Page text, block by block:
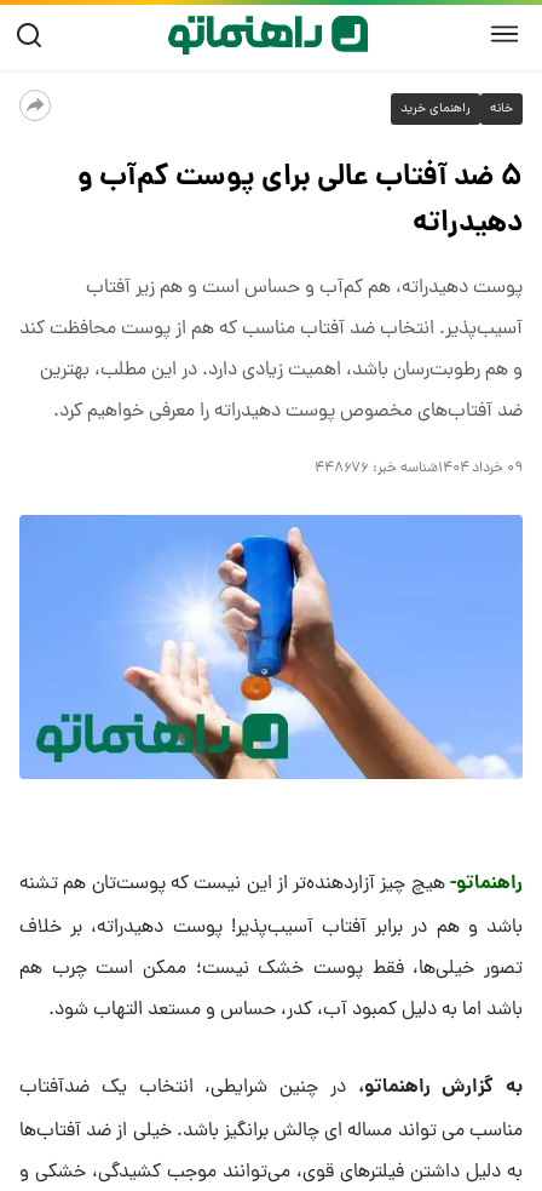
خانه راهنمای خرید
۵ ضد آفتاب‌ عالی برای پوست کم‌آب و
دهیدراته
پوست دهیدراته، هم کم‌آب و حساس است و هم زیر آفتاب
آسیب‌پذیر. انتخاب ضد آفتاب مناسب که هم از پوست محافظت کند
و هم رطوبت‌رسان باشد، اهمیت زیادی دارد. در این مطلب، بهترین
ضد آفتاب‌های مخصوص پوست دهیدراته را معرفی خواهیم کرد.
۰۹ خرداد ۱۴۰۴ شناسه خبر: ۴۴۸۶۷۶
راهنماتو-هیچ چیز آزاردهنده‌تر از این نیست که پوست‌تان هم تشنه
باشد و هم در برابر آفتاب آسیب‌پذیر! پوست دهیدراته، بر خلاف
تصور خیلی‌ها، فقط پوست خشک نیست؛ ممکن است چرب هم
باشد اما به دلیل کمبود آب، کدر، حساس و مستعد التهاب شود.
به گزارش راهنماتو، در چنین شرایطی، انتخاب یک ضدآفتاب
مناسب می تواند مساله ای چالش برانگیز باشد. خیلی از ضد آفتاب‌ها
به دلیل داشتن فیلترهای قوی، می‌توانند موجب کشیدگی، خشکی و